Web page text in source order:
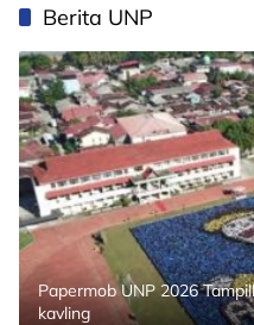
Berita UNP
Papermob UNP 2026
kavling